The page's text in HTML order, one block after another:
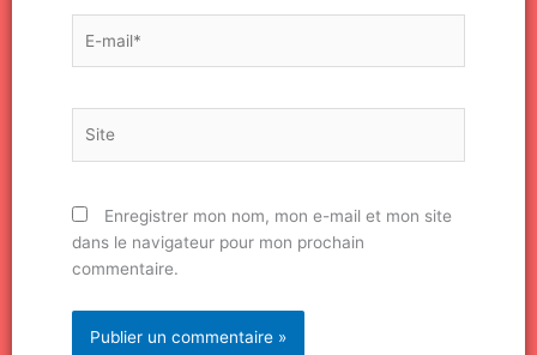
mail*
Enregistrer mon nom, mon e-mail et mon site
dans le navigateur pour mon prochain
commentaire.